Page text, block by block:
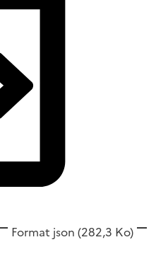
Format json (282,3 Ko)